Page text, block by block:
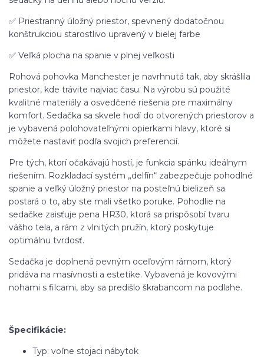
✅ Priestranný úložný priestor, spevnený dodatočnou
konštrukciou starostlivo upravený v bielej farbe
✅ Veľká plocha na spanie v plnej veľkosti
Rohová pohovka Manchester je navrhnutá tak, aby skrášlila
priestor, kde trávite najviac času. Na výrobu sú použité
kvalitné materiály a osvedčené riešenia pre maximálny
komfort. Sedačka sa skvele hodí do otvorených priestorov a
je vybavená polohovateľnými opierkami hlavy, ktoré si
môžete nastaviť podľa svojich preferencií.
Pre tých, ktorí očakávajú hostí, je funkcia spánku ideálnym
riešením. Rozkladací systém „delfín“ zabezpečuje pohodlné
spanie a veľký úložný priestor na posteľnú bielizeň sa
postará o to, aby ste mali všetko poruke. Pohodlie na
sedačke zaisťuje pena HR30, ktorá sa prispôsobí tvaru
vášho tela, a rám z vlnitých pružín, ktorý poskytuje
optimálnu tvrdosť.
Sedačka je doplnená pevným oceľovým rámom, ktorý
pridáva na masívnosti a estetike. Vybavená je kovovými
nohami s filcami, aby sa predišlo škrabancom na podlahe.
Špecifikácie:
Typ: voľne stojaci nábytok